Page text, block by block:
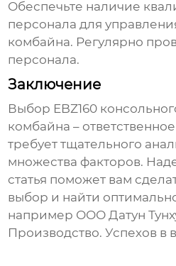
Обеспечьте наличие
персонала для
комбайна. Регулярно
персонала.
Заключение
Выбор EBZ160
комбайна –
требует тщательного
множества факторов.
статья поможет вам
выбор и найти
например ООО Датун
Производство. Успехов в